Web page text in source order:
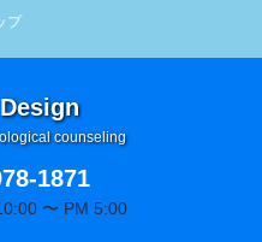
プ
counseling
1871
〜 PM 5:00